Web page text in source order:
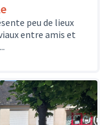
peu de lieux
entre amis et